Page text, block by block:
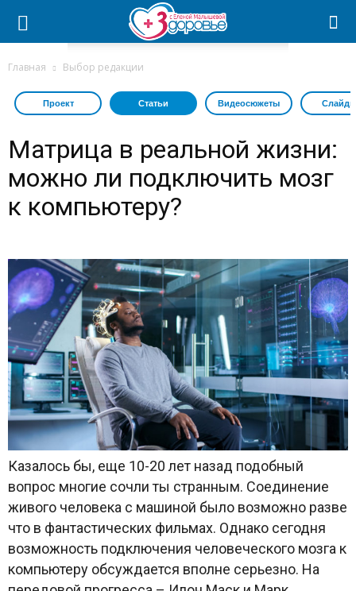
Главная Выбор редакции
Проект Статьи Видеосюжеты
Матрица в реальной жизни:
можно ли подключить мозг
к компьютеру?
Казалось бы, еще 10-20 лет назад подобный
вопрос многие сочли ты странным. Соединение
живого человека с машиной было возможно разве
что в фантастических фильмах. Однако сегодня
возможность подключения человеческого мозга к
компьютеру обсуждается вполне серьезно. На